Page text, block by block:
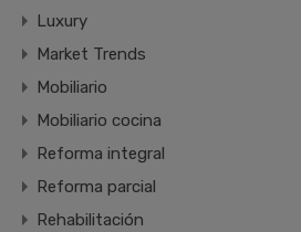
Luxury
Market Trends
Mobiliario
Mobiliario cocina
Reforma integral
Reforma parcial
Rehabilitación